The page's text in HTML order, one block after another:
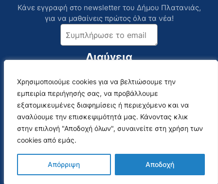
Χρησιμοποιούμε cookies για να βελτιώσουμε την
εμπειρία περιήγησής σας, να προβάλλουμε
εξατομικευμένες διαφημίσεις ή περιεχόμενο και να
αναλύουμε την επισκεψιμότητά μας. Κάνοντας κλικ
στην επιλογή "Αποδοχή όλων", συναινείτε στη χρήση των
cookies από εμάς.
Απόρριψη Αποδοχή
Χρησιμοποιούμε cookies για να βελτιώσουμε την
εμπειρία περιήγησής σας, να προβάλλουμε
εξατομικευμένες διαφημίσεις ή περιεχόμενο και να
αναλύουμε την επισκεψιμότητά μας. Κάνοντας κλικ
στην επιλογή "Αποδοχή όλων", συναινείτε στη χρήση των
cookies από εμάς.
Απόρριψη Αποδοχή
Κάνε εγγραφή στο newsletter του Δήμου Πλατανιάς,
για να μαθαίνεις πρώτος όλα τα νέα!
Διαύγεια
Επικοινωνία
Αναλυτικός Κατάλογος
Social Media
Όροι Χρήσης & Πολιτική Απορρήτου